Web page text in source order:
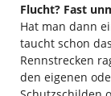
Flucht? Fast
Hat man dann
taucht schon
Rennstrecken
den eigenen